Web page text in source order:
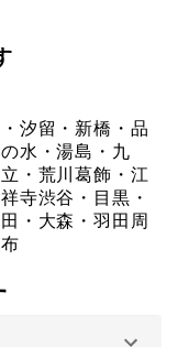
汐留・新橋・品
水・湯島・九
・荒川葛飾・江
寺渋谷・目黒・
・大森・羽田周